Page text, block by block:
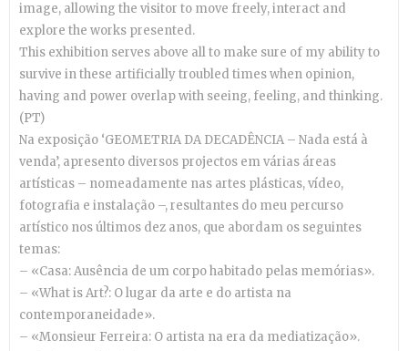
image, allowing the visitor to move freely, interact and
explore the works presented.
This exhibition serves above all to make sure of my ability to
survive in these artificially troubled times when opinion,
having and power overlap with seeing, feeling, and thinking.
(PT)
Na exposição ‘GEOMETRIA DA DECADÊNCIA – Nada está à
venda’, apresento diversos projectos em várias áreas
artísticas – nomeadamente nas artes plásticas, vídeo,
fotografia e instalação –, resultantes do meu percurso
artístico nos últimos dez anos, que abordam os seguintes
temas:
– «Casa: Ausência de um corpo habitado pelas memórias».
– «What is Art?: O lugar da arte e do artista na
contemporaneidade».
– «Monsieur Ferreira: O artista na era da mediatização».